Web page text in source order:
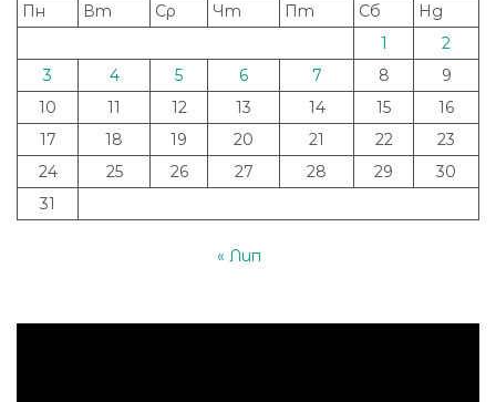
Пн
Вт Ср Чт Пт Сб
Нд
1
2
3
4 5 6 7 8
9
10
11 12 13 14 15
16
17
18 19 20 21 22
23
24
25 26 27 28 29
30
31
« Лип